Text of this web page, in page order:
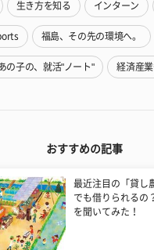
生き方を知る インターン
福島、その先の環境へ。
の子の、就活"ノート" 経済産業
おすすめの記事
最近注目の「貸
でも借りられるの
を聞いてみた！